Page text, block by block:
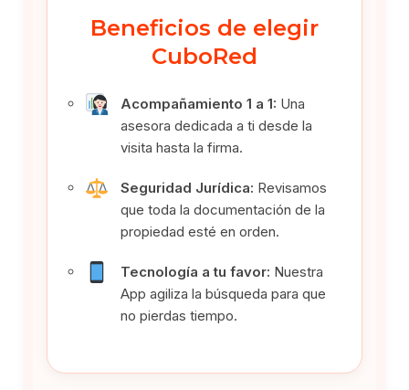
Beneficios de elegir
CuboRed
Acompañamiento 1 a 1: Una
asesora dedicada a ti desde la
visita hasta la firma.
Seguridad Jurídica: Revisamos
que toda la documentación de la
propiedad esté en orden.
Tecnología a tu favor: Nuestra
App agiliza la búsqueda para que
no pierdas tiempo.